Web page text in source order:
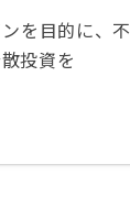
を目的に、不
投資を